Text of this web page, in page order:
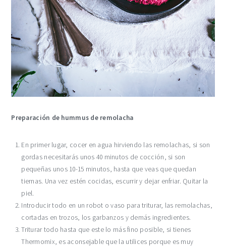
Preparación de hummus de remolacha
En primer lugar, cocer en agua hirviendo las remolachas, si son
gordas necesitarás unos 40 minutos de cocción, si son
pequeñas unos 10-15 minutos, hasta que veas que quedan
tiernas. Una vez estén cocidas, escurrir y dejar enfriar. Quitar la
piel.
Introducir todo en un robot o vaso para triturar, las remolachas,
cortadas en trozos, los garbanzos y demás ingredientes.
Triturar todo hasta que este lo más fino posible, si tienes
Thermomix, es aconsejable que la utilices porque es muy